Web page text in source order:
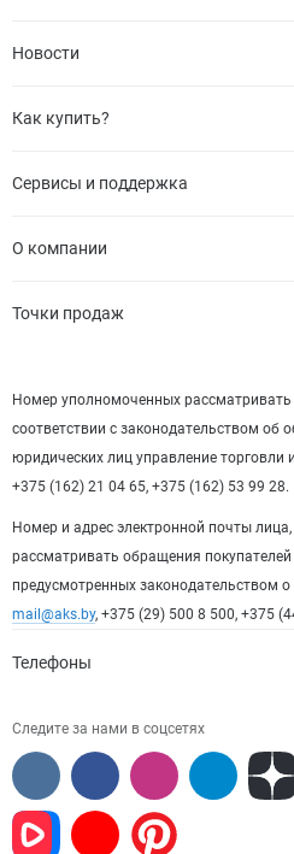
Новости
Как купить?
Сервисы и поддержка
О компании
Точки продаж
Номер уполномоченных
соответствии с законодательством об
юридических лиц управление торговли
+375 (162) 21 04 65, +375 (162) 53 99 28.
Номер и адрес электронной почты
рассматривать обращения
предусмотренных законодательством
mail@aks.by, +375 (29) 500 8 500, +375
Телефоны
Следите за нами в соцсетях